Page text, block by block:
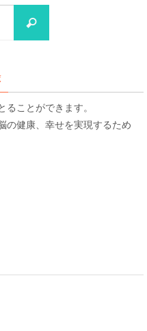
検
索
ことができます。
の健康、幸せを実現するため